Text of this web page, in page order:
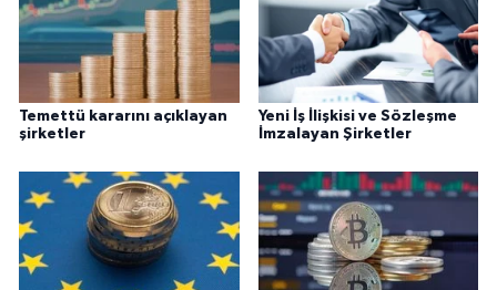
Temettü kararını açıklayan
şirketler
Yeni İş İlişkisi ve Sözleşme
İmzalayan Şirketler